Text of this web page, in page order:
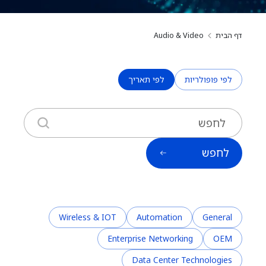
דף הבית Audio & Video
לפי פופולריות לפי תאריך
לחפש
General
Automation
Wireless & IOT
OEM
Enterprise Networking
Data Center Technologies